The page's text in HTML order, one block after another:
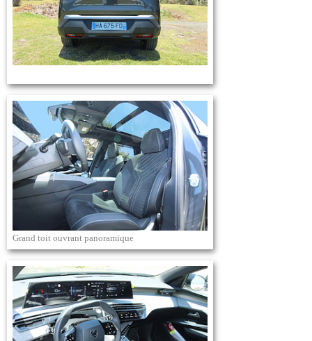
Grand toit ouvrant panoramique